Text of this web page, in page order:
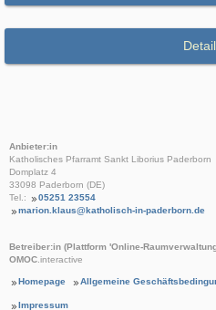
Anbieter:in
Katholisches Pfarramt Sankt Liborius Paderborn
Domplatz 4
33098 Paderborn (DE)
Tel.:
05251 23554
marion.klaus@katholisch-in-paderborn.de
Betreiber:in (Plattform 'Online-
OMOC.interactive
Homepage Allgemeine
Impressum